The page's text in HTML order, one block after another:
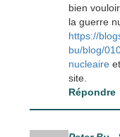
bien
la guerre
https://
bu/blog/
nucleaireet
site.
Répondre